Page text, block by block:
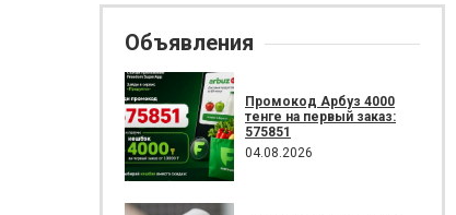
Объявления
Промокод Арбуз 4000
тенге на первый заказ:
575851
04.08.2026